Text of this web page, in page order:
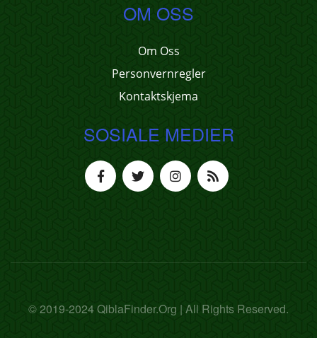
OM OSS
Om Oss
Personvernregler
Kontaktskjema
SOSIALE MEDIER
© 2019-2024 QiblaFinder.Org | All Rights Reserved.